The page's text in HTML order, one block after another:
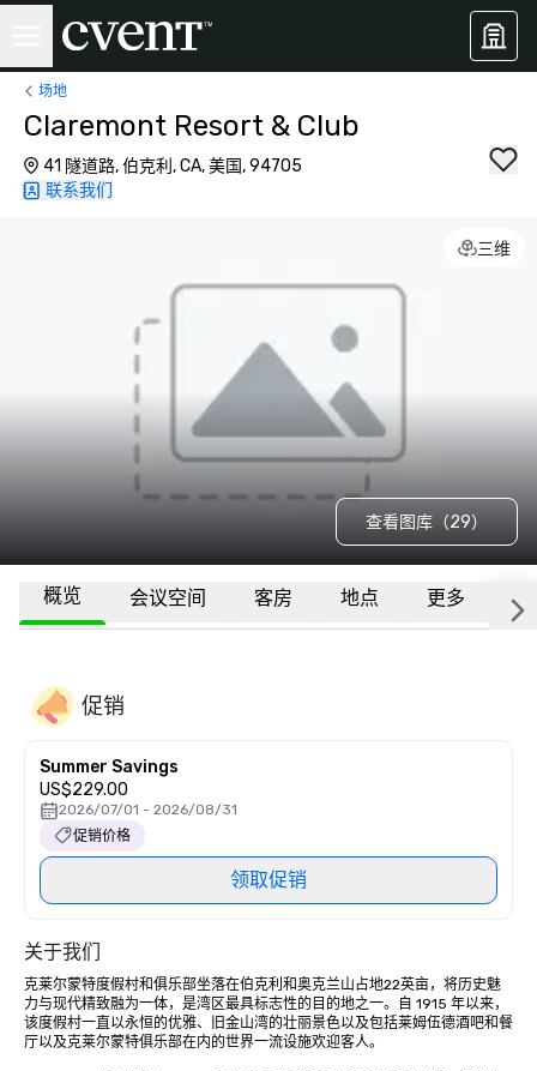
场地
Claremont Resort & Club
41 隧道路, 伯克利, CA, 美国, 94705
联系我们
三维
查看图库（29）
概览 会议空间 客房 地点 更多 常
促销
Summer Savings
US$229.00
2026/07/01 - 2026/08/31
促销价格
领取促销
关于我们
克莱尔蒙特度假村和俱乐部坐落在伯克利和奥克兰山占地22英亩，将历史魅
力与现代精致融为一体，是湾区最具标志性的目的地之一。自 1915 年以来，
该度假村一直以永恒的优雅、旧金山湾的壮丽景色以及包括莱姆伍德酒吧和餐
厅以及克莱尔蒙特俱乐部在内的世界一流设施欢迎客人。